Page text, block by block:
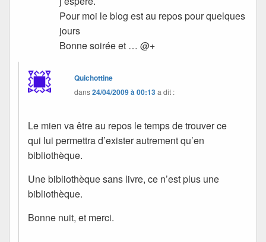
Pour moi le blog est au repos pour quelques
jours
Bonne soirée et … @+
Quichottine
dans24/04/2009 à 00:13a dit :
Le mien va être au repos le temps de trouver ce
qui lui permettra d’exister autrement qu’en
bibliothèque.
Une bibliothèque sans livre, ce n’est plus une
bibliothèque.
Bonne nuit, et merci.